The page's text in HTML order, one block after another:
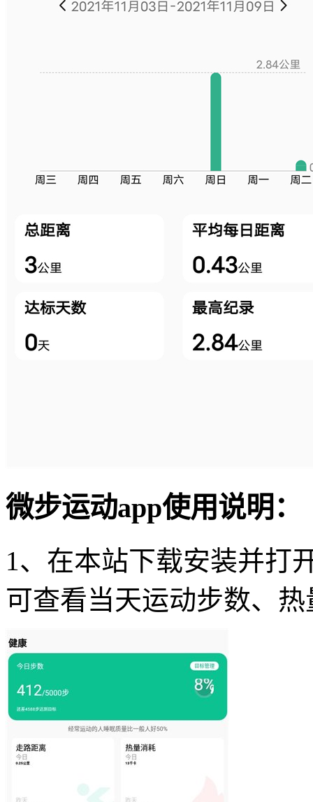
微步运动app使用说明：
1、在本站下载安装并打
可查看当天运动步数、